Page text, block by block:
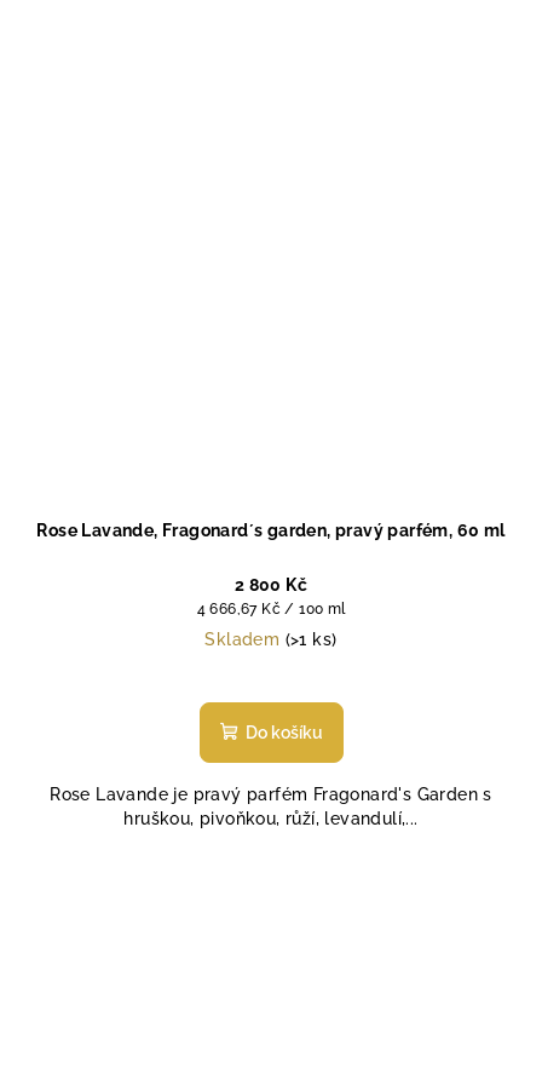
Rose Lavande, Fragonard´s garden, pravý parfém, 60 ml
2 800 Kč
Měrná
cena:
4 666,67 Kč / 100 ml
Skladem (>1 ks)
hodnocení
produktu
z
5
Do košíku
Rose Lavande je pravý parfém Fragonard's Garden s
hruškou, pivoňkou, růží, levandulí,...